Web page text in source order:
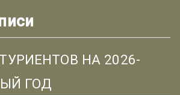
НА 2026-
ГОД